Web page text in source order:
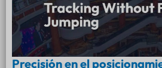
Precisión en el